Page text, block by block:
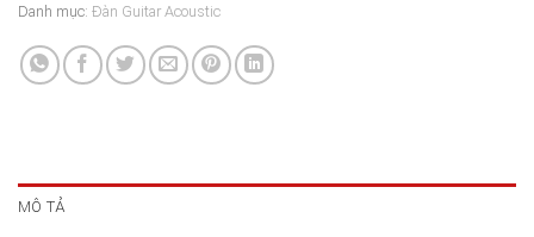
Danh mục: Đàn Guitar Acoustic
MÔ TẢ